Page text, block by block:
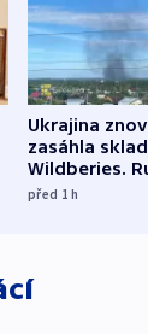
Ukrajina
zasáhla
Wildberies.
útočili v
před 1h